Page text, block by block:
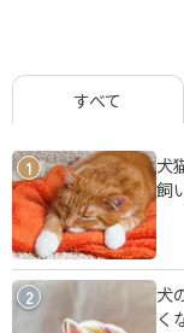
すべて
1
犬
飼
2
犬
く